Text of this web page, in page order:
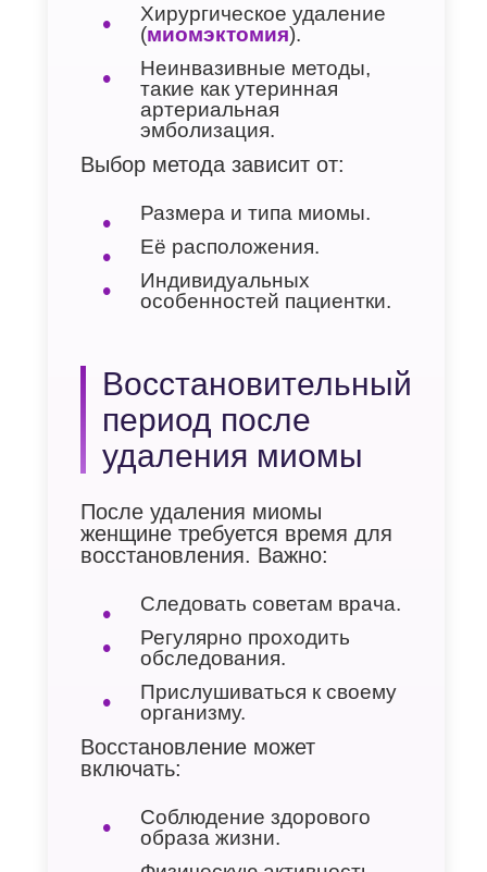
Хирургическое удаление
(миомэктомия).
Неинвазивные методы,
такие как утеринная
артериальная
эмболизация.
Выбор метода зависит от:
Размера и типа миомы.
Её расположения.
Индивидуальных
особенностей пациентки.
Восстановительный
период после
удаления миомы
После удаления миомы
женщине требуется время для
восстановления. Важно:
Следовать советам врача.
Регулярно проходить
обследования.
Прислушиваться к своему
организму.
Восстановление может
включать:
Соблюдение здорового
образа жизни.